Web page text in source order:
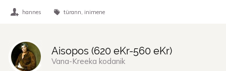
hannes türann inimene
Aisopos (620 eKr-560 eKr)
Vana-Kreeka kodanik